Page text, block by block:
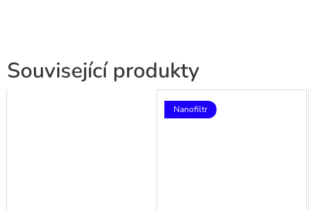
Související produkty
Nanofiltr